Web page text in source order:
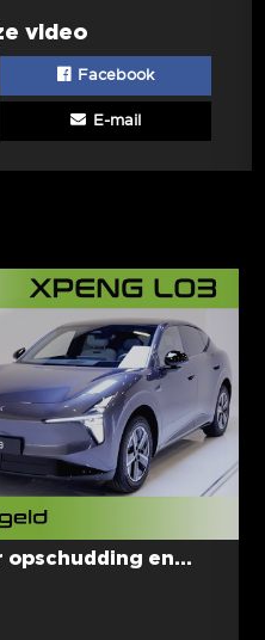
video
Facebook
E-mail
opschudding en...